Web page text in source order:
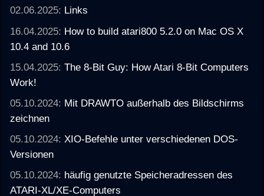
02.06.2025: Links
16.04.2025: How to build atari800 5.2.0 on Mac OS X
10.4 and 10.6
15.04.2025:The 8-Bit Guy: How Atari 8-Bit Computers
Work!
05.10.2024: Mit DRAWTO außerhalb des Bildschirms
zeichnen
05.10.2024: XIO-Befehle unter verschiedenen DOS-
Versionen
05.10.2024: häufig genutzte Speicheradressen des
ATARI-XL/XE-Computers